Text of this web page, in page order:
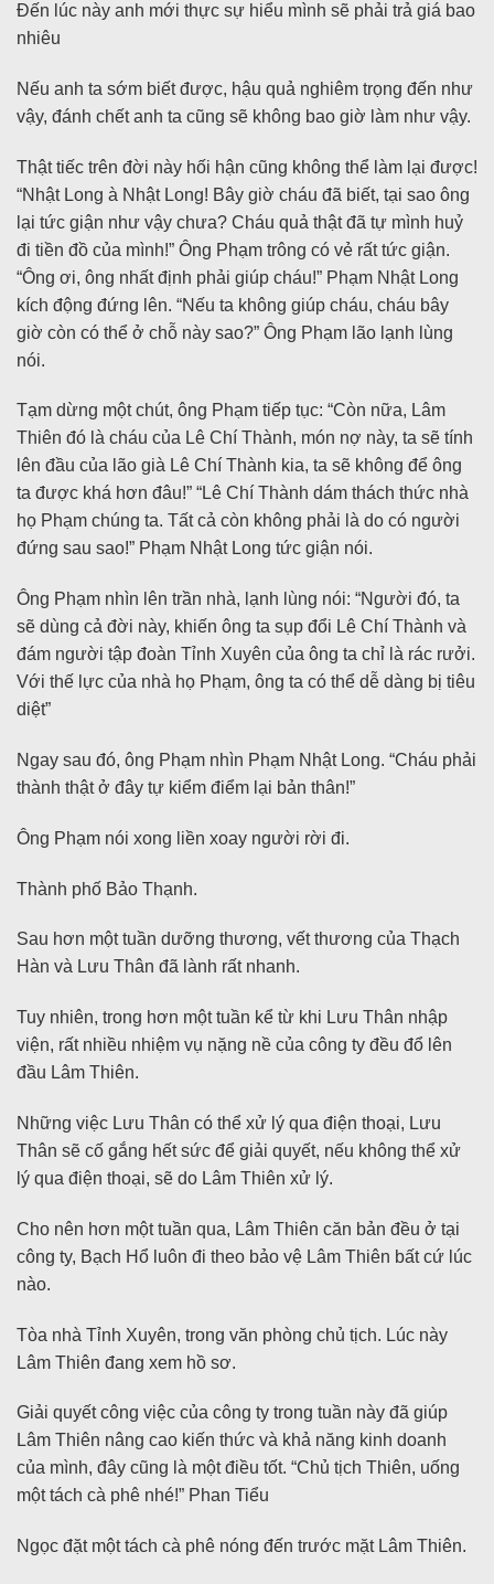
Đến lúc này anh mới thực sự hiểu mình sẽ phải trả giá bao
nhiêu
Nếu anh ta sớm biết được, hậu quả nghiêm trọng đến như
vậy, đánh chết anh ta cũng sẽ không bao giờ làm như vậy.
Thật tiếc trên đời này hối hận cũng không thể làm lại được!
“Nhật Long à Nhật Long! Bây giờ cháu đã biết, tại sao ông
lại tức giận như vậy chưa? Cháu quả thật đã tự mình huỷ
đi tiền đồ của mình!” Ông Phạm trông có vẻ rất tức giận.
“Ông ơi, ông nhất định phải giúp cháu!” Phạm Nhật Long
kích động đứng lên. “Nếu ta không giúp cháu, cháu bây
giờ còn có thể ở chỗ này sao?” Ông Phạm lão lạnh lùng
nói.
Tạm dừng một chút, ông Phạm tiếp tục: “Còn nữa, Lâm
Thiên đó là cháu của Lê Chí Thành, món nợ này, ta sẽ tính
lên đầu của lão già Lê Chí Thành kia, ta sẽ không để ông
ta được khá hơn đâu!” “Lê Chí Thành dám thách thức nhà
họ Phạm chúng ta. Tất cả còn không phải là do có người
đứng sau sao!” Phạm Nhật Long tức giận nói.
Ông Phạm nhìn lên trần nhà, lạnh lùng nói: “Người đó, ta
sẽ dùng cả đời này, khiến ông ta sụp đổi Lê Chí Thành và
đám người tập đoàn Tỉnh Xuyên của ông ta chỉ là rác rưởi.
Với thế lực của nhà họ Phạm, ông ta có thể dễ dàng bị tiêu
diệt”
Ngay sau đó, ông Phạm nhìn Phạm Nhật Long. “Cháu phải
thành thật ở đây tự kiểm điểm lại bản thân!”
Ông Phạm nói xong liền xoay người rời đi.
Thành phố Bảo Thạnh.
Sau hơn một tuần dưỡng thương, vết thương của Thạch
Hàn và Lưu Thân đã lành rất nhanh.
Tuy nhiên, trong hơn một tuần kể từ khi Lưu Thân nhập
viện, rất nhiều nhiệm vụ nặng nề của công ty đều đổ lên
đầu Lâm Thiên.
Những việc Lưu Thân có thể xử lý qua điện thoại, Lưu
Thân sẽ cố gắng hết sức để giải quyết, nếu không thể xử
lý qua điện thoại, sẽ do Lâm Thiên xử lý.
Cho nên hơn một tuần qua, Lâm Thiên căn bản đều ở tại
công ty, Bạch Hổ luôn đi theo bảo vệ Lâm Thiên bất cứ lúc
nào.
Tòa nhà Tỉnh Xuyên, trong văn phòng chủ tịch. Lúc này
Lâm Thiên đang xem hồ sơ.
Giải quyết công việc của công ty trong tuần này đã giúp
Lâm Thiên nâng cao kiến thức và khả năng kinh doanh
của mình, đây cũng là một điều tốt. “Chủ tịch Thiên, uống
một tách cà phê nhé!” Phan Tiểu
Ngọc đặt một tách cà phê nóng đến trước mặt Lâm Thiên.